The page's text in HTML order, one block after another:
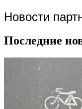
Новости
Последние